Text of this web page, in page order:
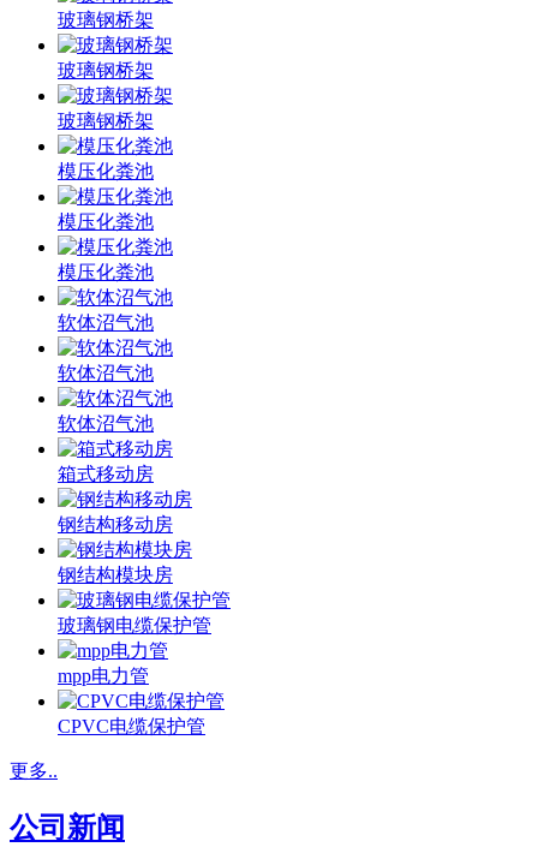
玻璃钢桥架
玻璃钢桥架
玻璃钢桥架
模压化粪池
模压化粪池
模压化粪池
软体沼气池
软体沼气池
软体沼气池
箱式移动房
钢结构移动房
钢结构模块房
玻璃钢电缆保护管
mpp电力管
CPVC电缆保护管
更多..
公司新闻